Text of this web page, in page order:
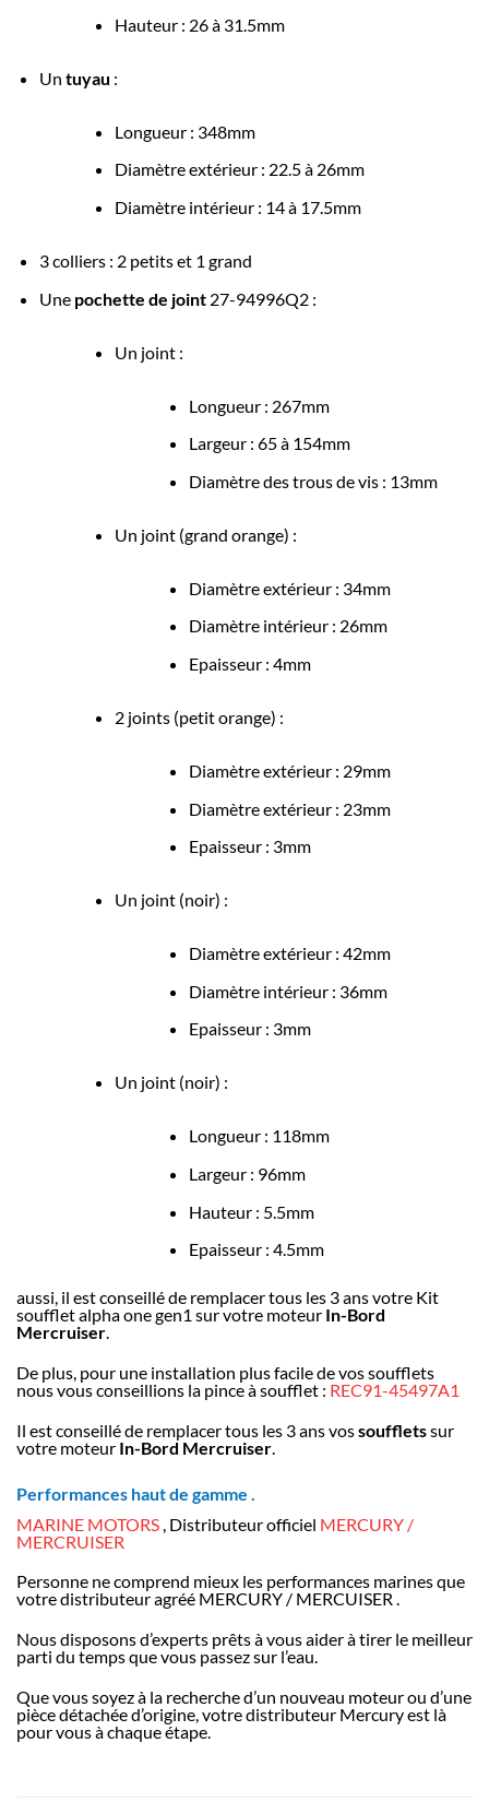
Hauteur : 26 à 31.5mm
Un tuyau :
Longueur : 348mm
Diamètre extérieur : 22.5 à 26mm
Diamètre intérieur : 14 à 17.5mm
3 colliers : 2 petits et 1 grand
Une pochette de joint27-94996Q2 :
Un joint :
Longueur : 267mm
Largeur : 65 à 154mm
Diamètre des trous de vis : 13mm
Un joint (grand orange) :
Diamètre extérieur : 34mm
Diamètre intérieur : 26mm
Epaisseur : 4mm
2 joints (petit orange) :
Diamètre extérieur : 29mm
Diamètre extérieur : 23mm
Epaisseur : 3mm
Un joint (noir) :
Diamètre extérieur : 42mm
Diamètre intérieur : 36mm
Epaisseur : 3mm
Un joint (noir) :
Longueur : 118mm
Largeur : 96mm
Hauteur : 5.5mm
Epaisseur : 4.5mm
aussi, il est conseillé de remplacer tous les 3 ans votre Kit
soufflet alpha one gen1 sur votre moteur In-Bord
Mercruiser.
De plus, pour une installation plus facile de vos soufflets
nous vous conseillions la pince à soufflet : REC91-45497A1
Il est conseillé de remplacer tous les 3 ans vossouffletssur
votre moteur In-Bord Mercruiser
Performances haut de gamme .
MARINE MOTORS , Distributeur officiel MERCURY /
MERCRUISER
Personne ne comprend mieux les performances marines que
votre distributeur agréé MERCURY / MERCUISER .
Nous disposons d’experts prêts à vous aider à tirer le meilleur
parti du temps que vous passez sur l’eau.
Que vous soyez à la recherche d’un nouveau moteur ou d’une
pièce détachée d’origine, votre distributeur Mercury est là
pour vous à chaque étape.